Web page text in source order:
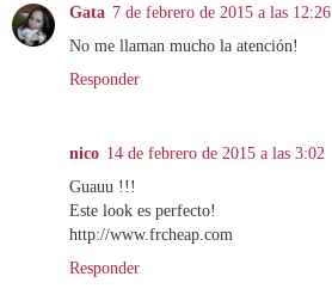
Gata 7 de febrero de 2015 a las 12:26
No me llaman mucho la atención!
Responder
nico 14 de febrero de 2015 a las 3:02
Guauu !!!
Este look es perfecto!
http://www.frcheap.com
Responder